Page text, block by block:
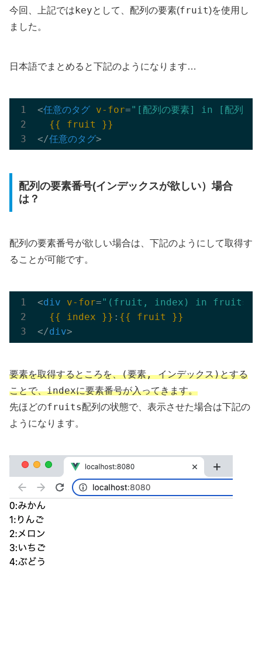
今回、上記では keyとして、配列の要素(fruit)を使用し
ました。
日本語でまとめると下記のようになります…
<任意のタグ v-for="[配列の要素] in [配列]"
{{ fruit }}
</任意のタグ>
配列の要素番号(インデックスが欲しい）場合
は？
配列の要素番号が欲しい場合は、下記のようにして取得す
ることが可能です。
<div v-for="(fruit, index) in fruits"
{{ index }} : {{ fruit }}
</div>
要素を取得するところを、(要素, インデックス)とする
ことで、indexに要素番号が入ってきます。
先ほどのfruits配列の状態で、表示させた場合は下記の
ようになります。